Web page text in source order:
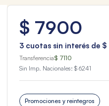
$ 7900
3cuotas sin interés de $
Transferencia$ 7110
Sin Imp. Nacionales: $ 6241
Promociones y reintegros